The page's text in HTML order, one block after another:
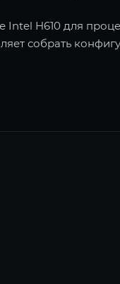
H610 для
собрать